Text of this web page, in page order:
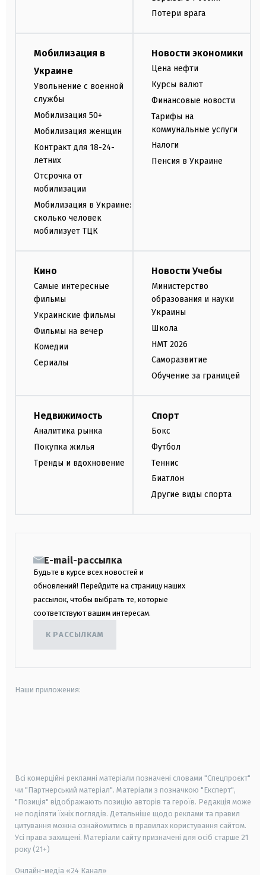
Потери врага
Мобилизация в
Украине
Увольнение с военной
службы
Мобилизация 50+
Мобилизация женщин
Контракт для 18-24-
летних
Отсрочка от
мобилизации
Мобилизация в Украине:
сколько человек
мобилизует ТЦК
Новости экономики
Цена нефти
Курсы валют
Финансовые новости
Тарифы на
коммунальные услуги
Налоги
Пенсия в Украине
Кино
Самые интересные
фильмы
Украинские фильмы
Фильмы на вечер
Комедии
Сериалы
Новости Учебы
Министерство
образования и науки
Украины
Школа
НМТ 2026
Саморазвитие
Обучение за границей
Недвижимость
Аналитика рынка
Покупка жилья
Тренды и вдохновение
Спорт
Бокс
Футбол
Теннис
Биатлон
Другие виды спорта
E-mail-рассылка
Будьте в курсе всех новостей и
обновлений! Перейдите на страницу наших
рассылок, чтобы выбрать те, которые
соответствуют вашим интересам.
К РАССЫЛКАМ
Наши приложения:
Всі комерційні рекламні матеріали позначені словами "Спецпроєкт"
чи "Партнерський матеріал". Матеріали з позначкою "Експерт",
"Позиція" відображають позицію авторів та героїв. Редакція може
не поділяти їхніх поглядів. Детальніше щодо реклами та правил
цитування можна ознайомитись в правилах користування сайтом.
Усі права захищені. Матеріали сайту призначені для осіб старше 21
року (21+)
Онлайн-медіа «24 Канал»